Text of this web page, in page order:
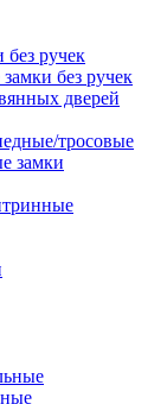
без ручек
без ручек
дверей
тросовые
замки